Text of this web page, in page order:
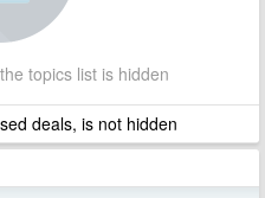
topics list is hidden
deals, is not hidden